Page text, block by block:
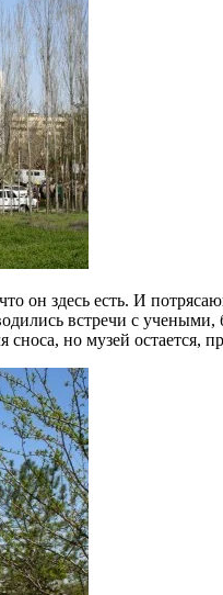
он здесь есть. И
встречи с
но музей остается,